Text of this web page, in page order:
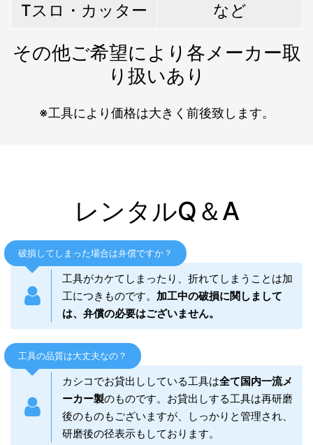
Tスロ・カッター
など
その他ご希望により各メーカー取
り扱いあり
※工具により価格は大きく前後致します。
レンタルQ＆A
破損してしまった場合は弁償ですか？
工具がカケてしまったり、折れてしまうことは加
工につきものです。 加工中の破損に関しまして
は、弁償の必要はございません。
工具の品質は大丈夫なの？
カシコでお貸出ししている工具は全て国内一流メ
ーカー製のものです。お貸出しする工具は再研磨
後のものもございますが、しっかりと管理され、
研磨後の径表示もしております。